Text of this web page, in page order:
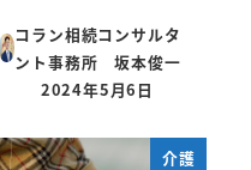
コラン相続コンサルタ
ント事務所 坂本俊一
投稿日
2024年5月6日
介護